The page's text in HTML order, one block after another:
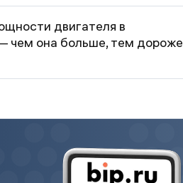
двигателя в
чем она больше, тем дороже